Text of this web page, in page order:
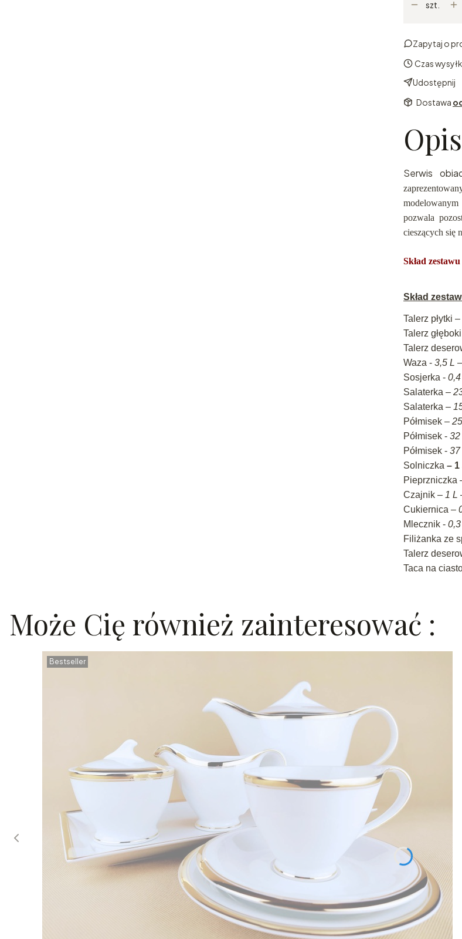
szt.
Zapytaj o
Czas
Udostępnij
Dostawa
Serwis
pozwala
cieszących się
Skład
Skład
Talerz płytki –
Talerz
Talerz
Waza - 3,5 L –
Sosjerka - 0,4
Salaterka –
Salaterka –
Półmisek –
Półmisek - 32
Półmisek - 37
Solniczka – 1
Pieprzniczka
Czajnik – 1 L
Cukiernica –
Mlecznik - 0,3
Filiżanka ze
Talerz
Taca na
Może Cię również zainteresować :
Bestseller